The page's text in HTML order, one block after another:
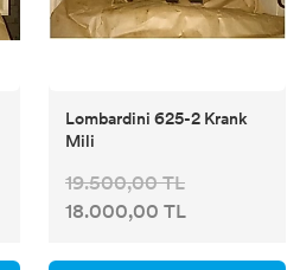
Lombardini 625-2 Krank
Mili
19.500,00 TL
18.000,00 TL